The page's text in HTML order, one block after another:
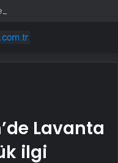
Lavanta
ilgi